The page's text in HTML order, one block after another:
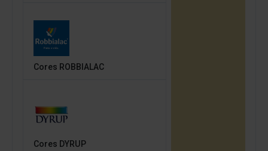
Cores ROBBIALAC
Cores DYRUP